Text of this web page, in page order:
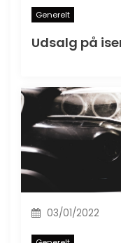
Generelt
Udsalg på
03/01/2022